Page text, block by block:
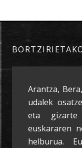
Arantza,
udalek
eta
euskararen
helburua.